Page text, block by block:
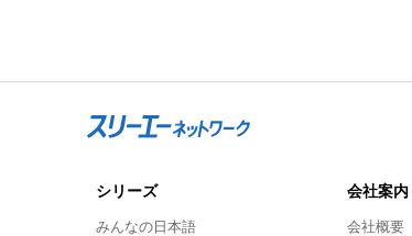
シリーズ
みんなの日本語
会社案内
会社概要